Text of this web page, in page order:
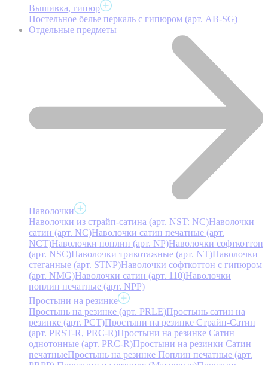
Вышивка, гипюр
Постельное белье перкаль с гипюром (арт. AB-SG)
Отдельные предметы
Наволочки
Наволочки из страйп-сатина (арт. NST: NC)Наволочки
сатин (арт. NC)Наволочки сатин печатные (арт.
NCT)Наволочки поплин (арт. NP)Наволочки софткоттон
(арт. NSC)Наволочки трикотажные (арт. NT)Наволочки
стеганные (арт. STNP)Наволочки софткоттон с гипюром
(арт. NMG)Наволочки сатин (арт. 110)Наволочки
поплин печатные (арт. NPP)
Простыни на резинке
Простынь на резинке (арт. PRLE)Простынь сатин на
резинке (арт. PCT)Простыни на резинке Страйп-Сатин
(арт. PRST-R, PRC-R)Простыни на резинке Сатин
однотонные (арт. PRC-R)Простыни на резинки Сатин
печатныеПростынь на резинке Поплин печатные (арт.